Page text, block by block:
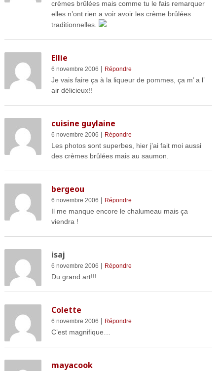
crèmes brûlées mais comme tu le fais remarquer
elles n’ont rien a voir avoir les crème brûlées
traditionnelles.
Ellie
6 novembre 2006 | Répondre
Je vais faire ça à la liqueur de pommes, ça m’ a l’
air délicieux!!
cuisine guylaine
6 novembre 2006 | Répondre
Les photos sont superbes, hier j’ai fait moi aussi
des crèmes brûlées mais au saumon.
bergeou
6 novembre 2006 | Répondre
Il me manque encore le chalumeau mais ça
viendra !
isaj
6 novembre 2006 | Répondre
Du grand art!!!
Colette
6 novembre 2006 | Répondre
C’est magnifique…
mayacook